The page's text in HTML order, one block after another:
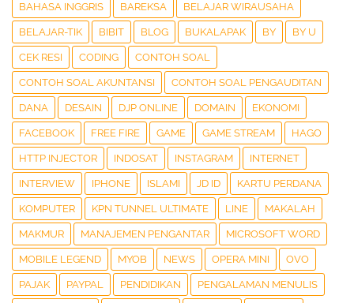
BAHASA INGGRIS BAREKSA BELAJAR WIRAUSAHA
BELAJAR-TIK BIBIT BLOG BUKALAPAK BY BY U
CEK RESI CODING CONTOH SOAL
CONTOH SOAL AKUNTANSI CONTOH SOAL PENGAUDITAN
DANA DESAIN DJP ONLINE DOMAIN EKONOMI
FACEBOOK FREE FIRE GAME GAME STREAM HAGO
HTTP INJECTOR INDOSAT INSTAGRAM INTERNET
INTERVIEW IPHONE ISLAMI JD ID KARTU PERDANA
KOMPUTER KPN TUNNEL ULTIMATE LINE MAKALAH
MAKMUR MANAJEMEN PENGANTAR MICROSOFT WORD
MOBILE LEGEND MYOB NEWS OPERA MINI OVO
PAJAK PAYPAL PENDIDIKAN PENGALAMAN MENULIS